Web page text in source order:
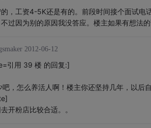
，工资4-5K还是有的。前段时间接个面试电
过因为别的原因我没答应。楼主如果有想法
2012-06-12
引用 39 楼 的回复:]
吧，怎么养活人啊！楼主你还坚持几年，以后
开粉店比较合适。。